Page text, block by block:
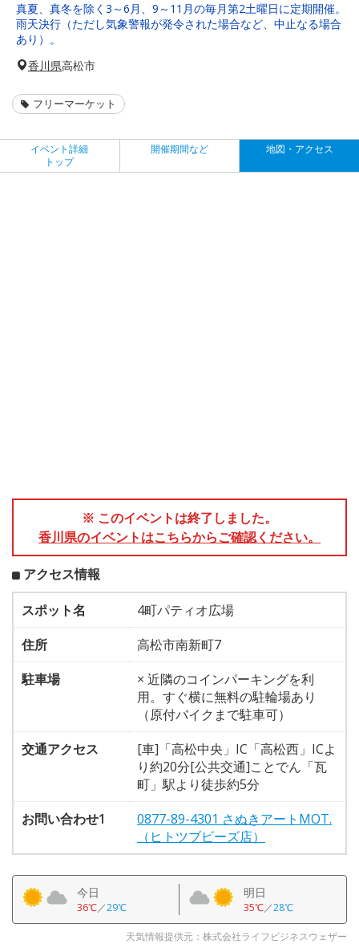
真夏、真冬を除く3～6月、9～11月の毎月第2土曜日に定期開催。
雨天決行（ただし気象警報が発令された場合など、中止なる場合
あり）。
香川県高松市
フリーマーケット
イベント詳細
トップ
開催期間など 地図・アクセス
※ このイベントは終了しました。
香川県のイベントはこちらからご確認ください。
アクセス情報
スポット名
4町パティオ広場
住所
高松市南新町7
駐車場
× 近隣のコインパーキングを利
用。すぐ横に無料の駐輪場あり
（原付バイクまで駐車可）
交通アクセス
[車]「高松中央」IC「高松西」ICよ
り約20分[公共交通]ことでん「瓦
町」駅より徒歩約5分
お問い合わせ1
0877-89-4301 さぬきアートMOT.
（ヒトツブビーズ店）
今日
36℃／29℃
明日
35℃／28℃
天気情報提供元：株式会社ライフビジネスウェザー